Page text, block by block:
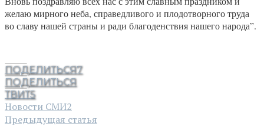
желаю мирного неба, справедливого и плодотворного труда
во славу нашей страны и ради благоденствия нашего народа”.
ПОДЕЛИТЬСЯ7
ПОДЕЛИТЬСЯ
ТВИТ5
Новости СМИ2
Предыдущая статья